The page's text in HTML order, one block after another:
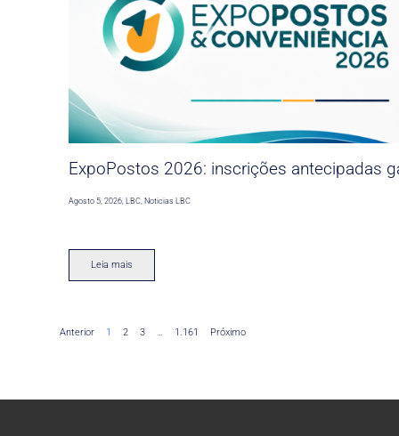
ExpoPostos 2026: inscrições antecipadas
Agosto 5, 2026 ,LBC Noticias LBC
Leia mais
Anterior 1 2 3 … 1.161 Próximo